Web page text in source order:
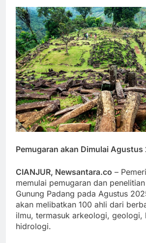
Pemugaran akan Dimulai Agustus
CIANJUR, Newsantara.co –
memulai pemugaran dan
Gunung Padang pada Agustus
akan melibatkan 100 ahli dari
ilmu, termasuk arkeologi, geologi,
hidrologi.